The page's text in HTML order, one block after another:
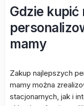
Gdzie kupić
mamy
Zakup najlepszych
mamy można
stacjonarnych, jak i